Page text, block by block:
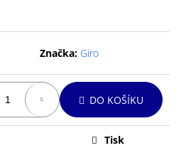
Značka: Giro
DO KOŠÍKU
Tisk